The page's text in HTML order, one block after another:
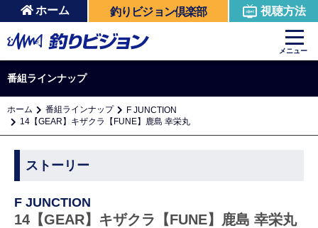
ホーム 釣りビジョン倶楽部 視聴方法
メニュー
番組ラインナップ
ホーム 番組ラインナップ
F JUNCTION
14【GEAR】キザクラ【FUNE】鹿島 幸栄丸
ストーリー
F JUNCTION
14【GEAR】キザクラ【FUNE】鹿島 幸栄丸